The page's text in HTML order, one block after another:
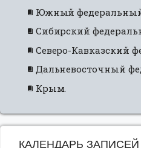
Южный федеральный
Сибирский
Северо-Кавказский
Дальневосточный
Крым.
КАЛЕНДАРЬ ЗАПИСЕЙ